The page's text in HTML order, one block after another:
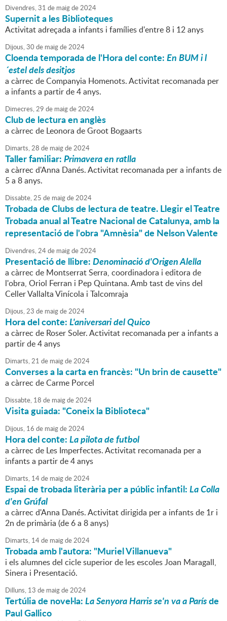
Divendres,31 de maigde2024
Supernit a les Biblioteques
Activitat adreçada a infants i famílies d'entre 8 i 12 anys
Dijous,30 de maigde2024
Cloenda temporada de l'Hora del conte:En BUM i l
´estel dels desitjos
a càrrec de Companyia Homenots. Activitat recomanada per
a infants a partir de 4 anys.
Dimecres,29 de maigde2024
Club de lectura en anglès
a càrrec de Leonora de Groot Bogaarts
Dimarts,28 de maigde2024
Taller familiar:Primavera en ratlla
a càrrec d'Anna Danés. Activitat recomanada per a infants de
5 a 8 anys.
Dissabte,25 de maigde2024
Trobada de Clubs de lectura de teatre. Llegir el Teatre
Trobada anual al Teatre Nacional de Catalunya, amb la
representació de l'obra "Amnèsia" de Nelson Valente
Divendres,24de maigde2024
Presentació de llibre:Denominació d'Origen Alella
a càrrec de Montserrat Serra, coordinadora i editora de
l'obra, Oriol Ferran i Pep Quintana. Amb tast de vins del
Celler Vallalta Vinícola i Talcomraja
Dijous,23 de maigde2024
Hora del conte:L'aniversari del Quico
a càrrec de Roser Soler. Activitat recomanada per a infants a
partir de 4 anys
Dimarts,21 de maigde2024
Converses a la carta en francès: "Un brin de causette"
a càrrec de Carme Porcel
Dissabte, 18 de maigde2024
Visita guiada: "Coneix la Biblioteca"
Dijous, 16 de maigde2024
Hora del conte:La pilota de futbol
a càrrec de Les Imperfectes. Activitat recomanada per a
infants a partir de 4 anys
Dimarts, 14de maigde2024
Espai de trobada literària per a públic infantil:La Colla
d'en Grúfal
a càrrec d'Anna Danés. Activitat dirigida per a infants de 1r i
2n de primària (de 6 a 8 anys)
Dimarts, 14de maigde2024
Trobada amb l'autora: "Muriel Villanueva"
i els alumnes del cicle superior de les escoles Joan Maragall,
Sinera i Presentació.
Dilluns, 13 de maigde2024
Tertúlia de novel·la:La Senyora Harris se'n va a Parísde
Paul Gallico